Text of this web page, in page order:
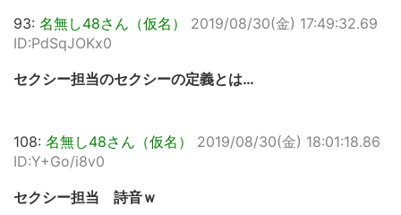
93: 名無し48さん（仮名）
2019/08/30(金) 17:49:32.69
ID:PdSqJOKx0
セクシー担当のセクシーの定義とは…
108: 名無し48さん（仮名）
2019/08/30(金) 18:01:18.86
ID:Y+Go/i8v0
セクシー担当 詩音ｗ